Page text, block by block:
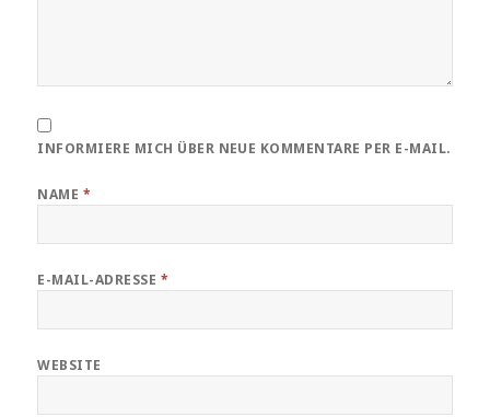
INFORMIERE MICH ÜBER NEUE KOMMENTARE PER E-MAIL.
NAME *
E-MAIL-ADRESSE *
WEBSITE